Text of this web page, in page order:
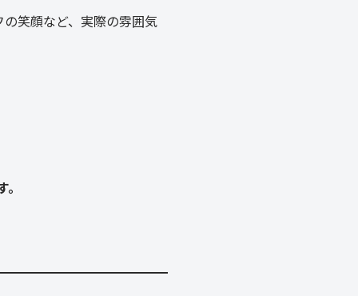
笑顔など、実際の雰囲気